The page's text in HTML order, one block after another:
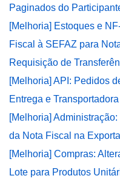
Paginados do
[Melhoria] Estoques e
Fiscal à SEFAZ para
Requisição de
[Melhoria] API: Pedidos
Entrega e Transportadora
[Melhoria]
da Nota Fiscal na
[Melhoria] Compras:
Lote para Produtos